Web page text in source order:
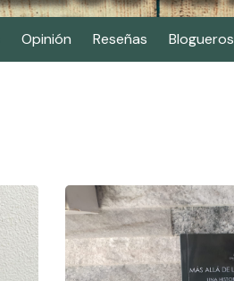
Opinión Reseñas Blogueros